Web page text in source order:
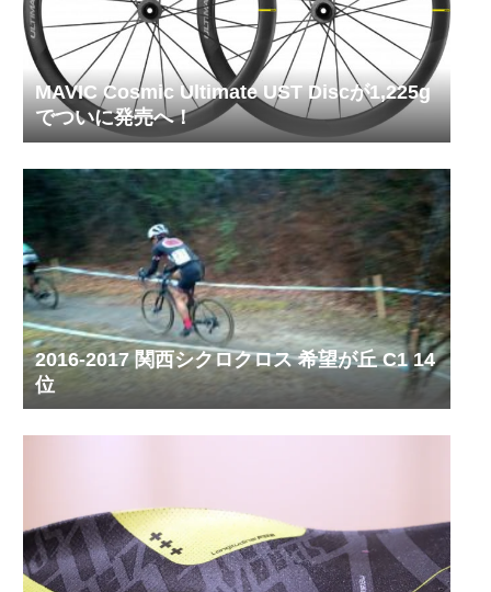
MAVIC Cosmic Ultimate UST Discが1,225g
でついに発売へ！
2016-2017 関西シクロクロス 希望が丘 C1 14
位